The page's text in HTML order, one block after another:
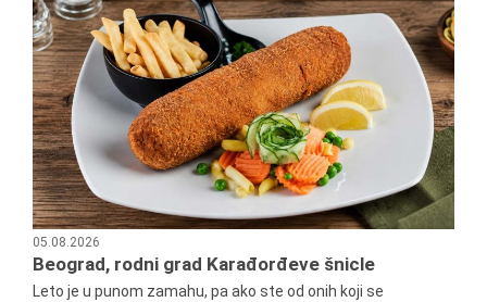
05.08.2026
Beograd, rodni grad Karađorđeve šnicle
Leto je u punom zamahu, pa ako ste od onih koji se